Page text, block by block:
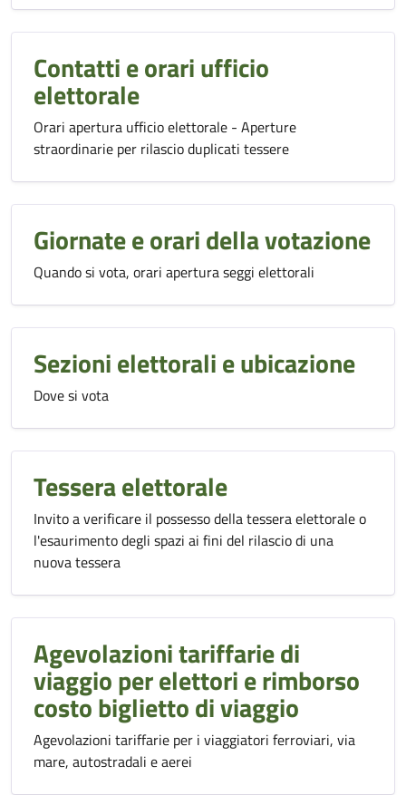
Contatti e orari ufficio
elettorale
Orari apertura ufficio elettorale - Aperture
straordinarie per rilascio duplicati tessere
Giornate e orari della votazione
Quando si vota, orari apertura seggi elettorali
Sezioni elettorali e ubicazione
Dove si vota
Tessera elettorale
Invito a verificare il possesso della tessera elettorale o
l'esaurimento degli spazi ai fini del rilascio di una
nuova tessera
Agevolazioni tariffarie di
viaggio per elettori e rimborso
costo biglietto di viaggio
Agevolazioni tariffarie per i viaggiatori ferroviari, via
mare, autostradali e aerei